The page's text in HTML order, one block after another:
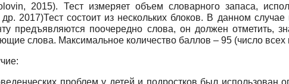
2015). Тест измеряет объем словарного запаса,
2017)Тест состоит из нескольких блоков. В данном
предъявляются поочередно слова, он должен отметить,
слова. Максимальное количество баллов – 95 (число